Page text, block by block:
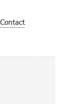
Contact